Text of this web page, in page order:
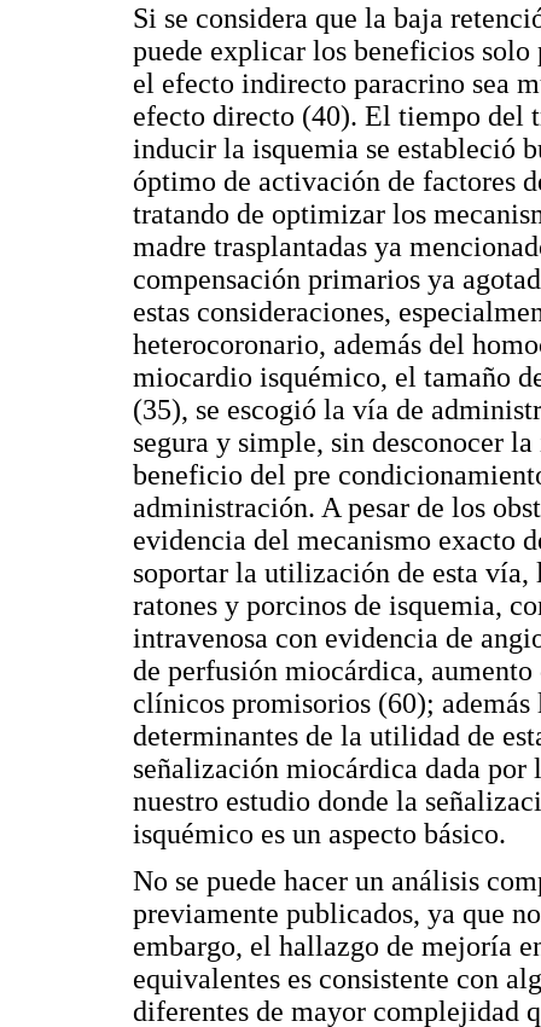
Si se considera que la baja
puede explicar los beneficios
el efecto indirecto paracrino sea
efecto directo (40). El tiempo del
inducir la isquemia se estableció
óptimo de activación de factores
tratando de optimizar los
madre trasplantadas ya
compensación primarios ya
estas consideraciones,
heterocoronario, además del
miocardio isquémico, el tamaño
(35), se escogió la vía de
segura y simple, sin desconocer
beneficio del pre
administración. A pesar de los
evidencia del mecanismo exacto
soportar la utilización de esta vía,
ratones y porcinos de isquemia,
intravenosa con evidencia de
de perfusión miocárdica,
clínicos promisorios (60);
determinantes de la utilidad de
señalización miocárdica dada
nuestro estudio donde la
isquémico es un aspecto básico.
No se puede hacer un análisis
previamente publicados, ya que
embargo, el hallazgo de mejoría
equivalentes es consistente con
diferentes de mayor complejidad